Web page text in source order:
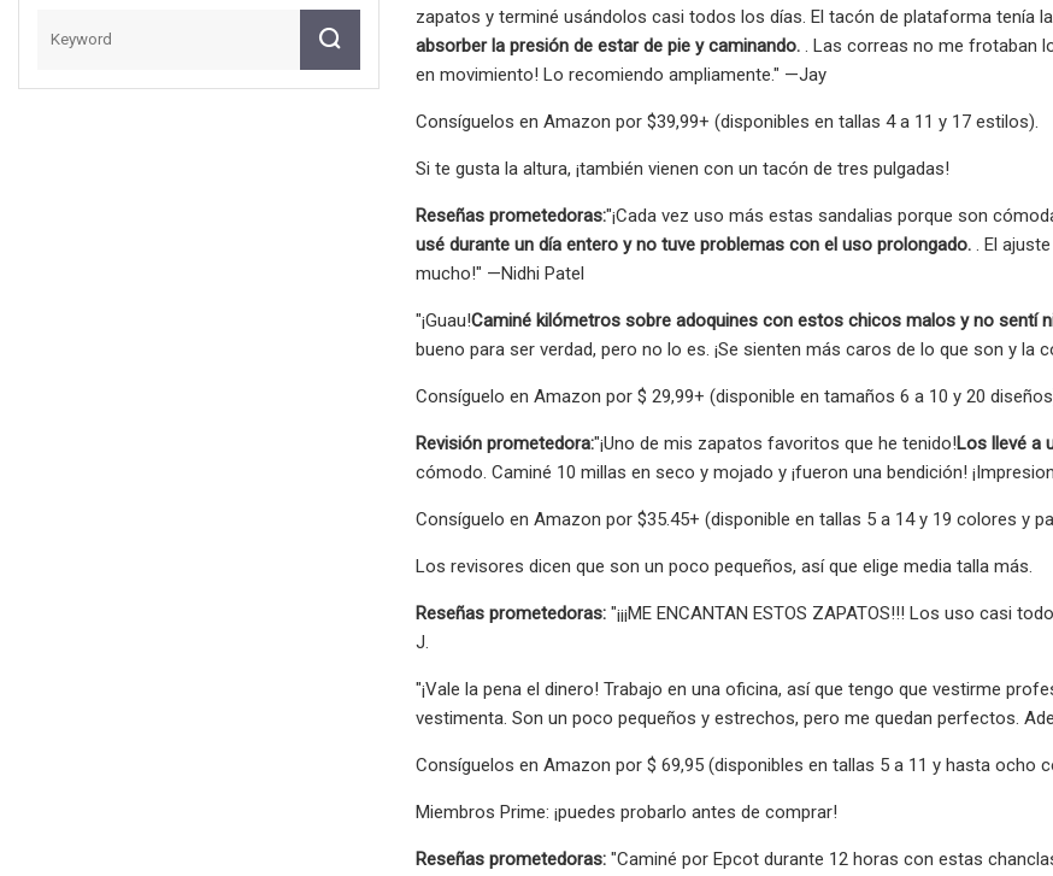
zapatos y terminé usándolos casi todos los días. El tacón de plataforma tenía
absorber la presión de estar de pie y caminando. . Las correas no me frotaban
en movimiento! Lo recomiendo ampliamente." —Jay
Consíguelos en Amazon por $39,99+ (disponibles en tallas 4 a 11 y 17 estilos).
Si te gusta la altura, ¡también vienen con un tacón de tres pulgadas!
Reseñas prometedoras:"¡Cada vez uso más estas sandalias porque son
usé durante un día entero y no tuve problemas con el uso prolongado. . El
mucho!" —Nidhi Patel
"¡Guau!Caminé kilómetros sobre adoquines con estos chicos malos y no sentí
bueno para ser verdad, pero no lo es. ¡Se sienten más caros de lo que son y la
Consíguelo en Amazon por $ 29,99+ (disponible en tamaños 6 a 10 y 20
Revisión prometedora:"¡Uno de mis zapatos favoritos que he tenido!Los llevé a
cómodo. Caminé 10 millas en seco y mojado y ¡fueron una bendición!
Consíguelo en Amazon por $35.45+ (disponible en tallas 5 a 14 y 19 colores y
Los revisores dicen que son un poco pequeños, así que elige media talla más.
Reseñas prometedoras: "¡¡¡ME ENCANTAN ESTOS ZAPATOS!!! Los uso casi
J.
"¡Vale la pena el dinero! Trabajo en una oficina, así que tengo que vestirme
vestimenta. Son un poco pequeños y estrechos, pero me quedan perfectos.
Consíguelos en Amazon por $ 69,95 (disponibles en tallas 5 a 11 y hasta ocho
Miembros Prime: ¡puedes probarlo antes de comprar!
Reseñas prometedoras: "Caminé por Epcot durante 12 horas con estas